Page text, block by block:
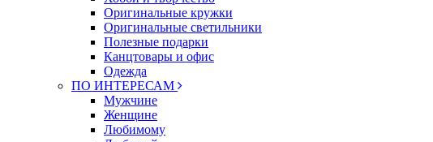
Оригинальные кружки
Оригинальные светильники
Полезные подарки
Канцтовары и офис
Одежда
ПО ИНТЕРЕСАМ
Мужчине
Женщине
Любимому